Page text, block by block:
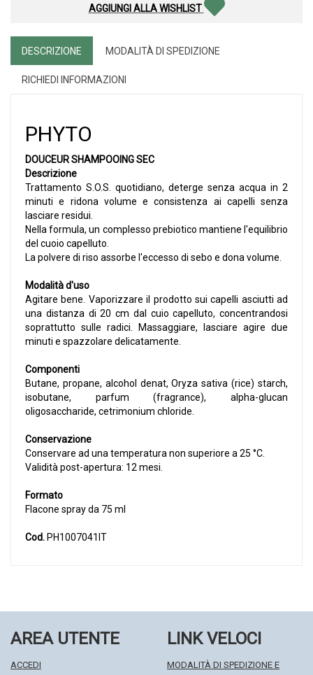
AGGIUNGI ALLA WISHLIST
DESCRIZIONE MODALITÀ DI SPEDIZIONE
RICHIEDI INFORMAZIONI
PHYTO
DOUCEUR SHAMPOOING SEC
Descrizione
Trattamento S.O.S. quotidiano, deterge senza acqua in 2
minuti e ridona volume e consistenza ai capelli senza
lasciare residui.
Nella formula, un complesso prebiotico mantiene l'equilibrio
del cuoio capelluto.
La polvere di riso assorbe l'eccesso di sebo e dona volume.
Modalità d'uso
Agitare bene. Vaporizzare il prodotto sui capelli asciutti ad
una distanza di 20 cm dal cuio capelluto, concentrandosi
soprattutto sulle radici. Massaggiare, lasciare agire due
minuti e spazzolare delicatamente.
Componenti
Butane, propane, alcohol denat, Oryza sativa (rice) starch,
isobutane, parfum (fragrance), alpha-glucan
oligosaccharide, cetrimonium chloride.
Conservazione
Conservare ad una temperatura non superiore a 25 °C.
Validità post-apertura: 12 mesi.
Formato
Flacone spray da 75 ml
Cod. PH1007041IT
AREA UTENTE
ACCEDI
LINK VELOCI
MODALITÀ DI SPEDIZIONE E